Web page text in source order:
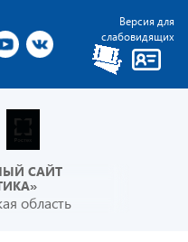
Версия для
слабовидящих
САЙТ
область